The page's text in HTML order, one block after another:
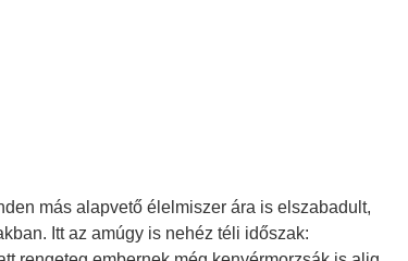
más alapvető élelmiszer ára is elszabadult,
Itt az amúgy is nehéz téli időszak: